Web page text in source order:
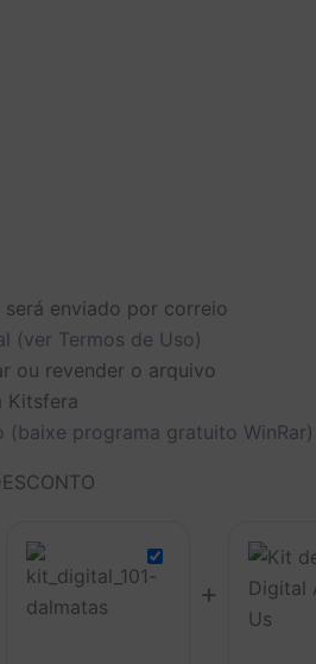
enviado por correio
(ver Termos de Uso)
ou revender o arquivo
Kitsfera
programa gratuito WinRar)
original
era:
R$ 14,90. R$ 7,45.
+